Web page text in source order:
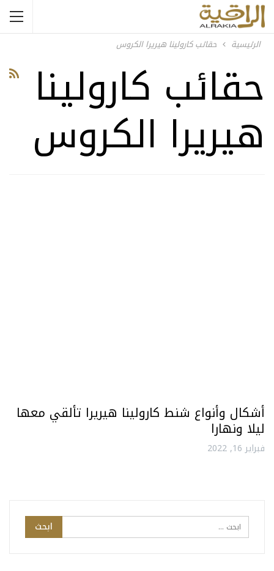
الرئيسية حقائب كارولينا هيريرا الكروس
حقائب كارولينا
هيريرا الكروس
أشكال وأنواع شنط كارولينا هيريرا تألقي معها
ليلا ونهارا
فبراير 16, 2022